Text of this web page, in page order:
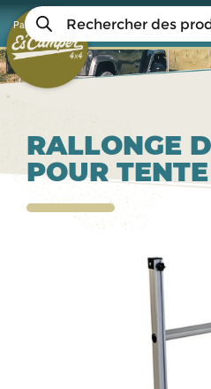
Aller
au
contenu
principal
Panier Mon compte
Recherche
de
produits
RALLONGE
POUR